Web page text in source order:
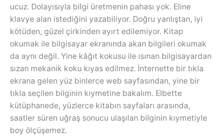
ucuz. Dolayısıyla bilgi üretmenin pahası yok. Eline
klavye alan istediğini yazabiliyor. Doğru yanlıştan, iyi
kötüden, güzel çirkinden ayırt edilemiyor. Kitap
okumak ile bilgisayar ekranında akan bilgileri okumak
da aynı değil. Yine kâğıt kokusu ile ısınan bilgisayardan
sızan mekanik koku kıyas edilmez. İnternette bir tıkla
ekrana gelen yüz binlerce web sayfasından, yine bir
tıkla seçilen bilginin kıymetine bakalım. Elbette
kütüphanede, yüzlerce kitabın sayfaları arasında,
saatler süren uğraş sonucu ulaşılan bilginin kıymetiyle
boy ölçüşemez.